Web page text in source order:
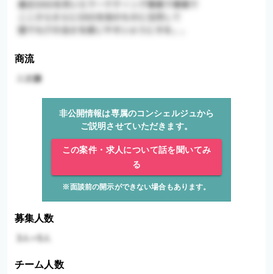
商流
非公開情報は専属のコンシェルジュから
ご説明させていただきます。
この案件・求人について話を聞いてみ
る
※面談前の開示ができない場合もあります。
募集人数
チーム人数